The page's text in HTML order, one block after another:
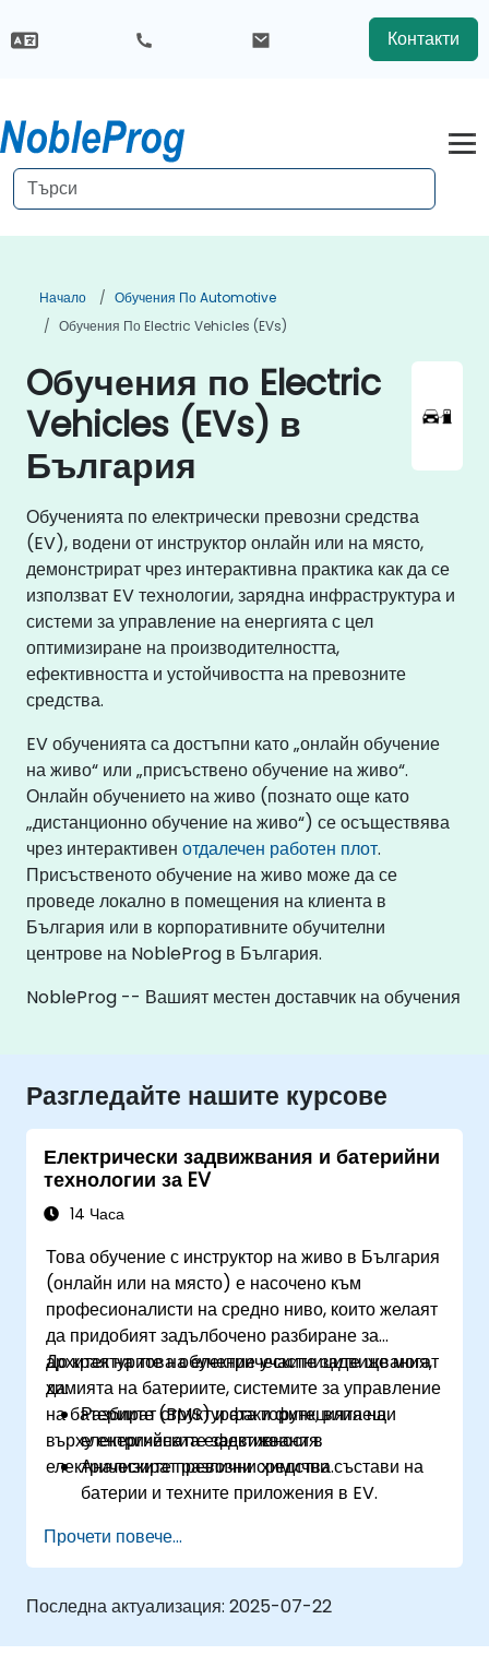
Контакти
Начало
Обучения По Automotive
Обучения По Electric Vehicles (EVs)
Oбучения по Electric
Vehicles (EVs) в
България
Обученията по електрически превозни средства
(EV), водени от инструктор онлайн или на място,
демонстрират чрез интерактивна практика как да се
използват EV технологии, зарядна инфраструктура и
системи за управление на енергията с цел
оптимизиране на производителността,
ефективността и устойчивостта на превозните
средства.
EV обученията са достъпни като „онлайн обучение
на живо“ или „присъствено обучение на живо“.
Онлайн обучението на живо (познато още като
„дистанционно обучение на живо“) се осъществява
чрез интерактивен отдалечен работен плот.
Присъственото обучение на живо може да се
проведе локално в помещения на клиента в
България или в корпоративните обучителни
центрове на NobleProg в България.
NobleProg -- Вашият местен доставчик на обучения
Разгледайте нашите курсове
Електрически задвижвания и батерийни
технологии за EV
14 Часа
Това обучение с инструктор на живо в България
(онлайн или на място) е насочено към
професионалисти на средно ниво, които желаят
да придобият задълбочено разбиране за
архитектурите на електрическите задвижвания,
химията на батериите, системите за управление
на батериите (BMS) и факторите, влияещи
върху енергийната ефективност в
електрическите превозни средства.
До края на това обучение участниците ще могат
да:
Разбират структурата и функцията на
електрическите задвижвания.
Анализират различни химични състави на
батерии и техните приложения в EV.
батерии, за да подобрят
производителността и безопасността.
Оценяват енергийната ефективност в
различни конфигурации на EV.
Прочети повече...
Последна актуализация: 2025-07-22